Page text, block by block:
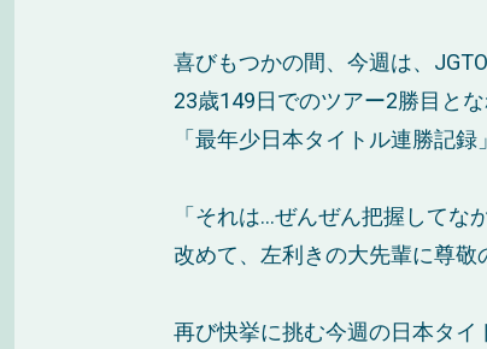
喜びもつかの間、今週は、
23歳149日でのツアー2勝目と
「最年少日本タイトル連勝記録
「それは…ぜんぜん把握してな
改めて、左利きの大先輩に尊敬
再び快挙に挑む今週の日本タイ